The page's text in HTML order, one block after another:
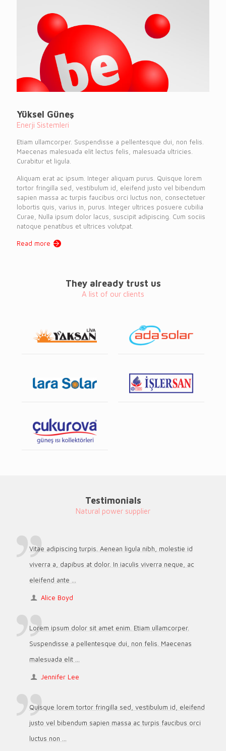
Yüksel Güneş
Enerji Sistemleri
Etiam ullamcorper. Suspendisse a pellentesque dui, non felis.
Maecenas malesuada elit lectus felis, malesuada ultricies.
Curabitur et ligula.
Aliquam erat ac ipsum. Integer aliquam purus. Quisque lorem
tortor fringilla sed, vestibulum id, eleifend justo vel bibendum
sapien massa ac turpis faucibus orci luctus non, consectetuer
lobortis quis, varius in, purus. Integer ultrices posuere cubilia
Curae, Nulla ipsum dolor lacus, suscipit adipiscing. Cum sociis
natoque penatibus et ultrices volutpat.
Read more
They already trust us
A list of our clients
Testimonials
Natural power supplier
Vitae adipiscing turpis. Aenean ligula nibh, molestie id
viverra a, dapibus at dolor. In iaculis viverra neque, ac
eleifend ante ...
Alice Boyd
Lorem ipsum dolor sit amet enim. Etiam ullamcorper.
Suspendisse a pellentesque dui, non felis. Maecenas
malesuada elit ...
Jennifer Lee
Quisque lorem tortor fringilla sed, vestibulum id, eleifend
justo vel bibendum sapien massa ac turpis faucibus orci
luctus non ...